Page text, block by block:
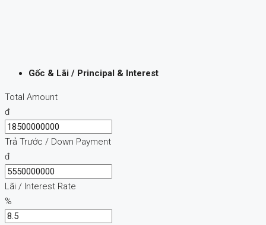
Gốc & Lãi / Principal & Interest
Total Amount
đ
Trả Trước / Down Payment
đ
Lãi / Interest Rate
%